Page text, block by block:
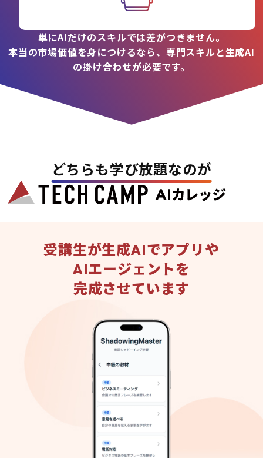
単にAIだけのスキルでは差がつきません。
本当の市場価値を身につけるなら、専門スキルと生成AI
の掛け合わせが必要です。
どちらも学び放題なのが
受講生が生成AIでアプリや
AIエージェントを
完成させています